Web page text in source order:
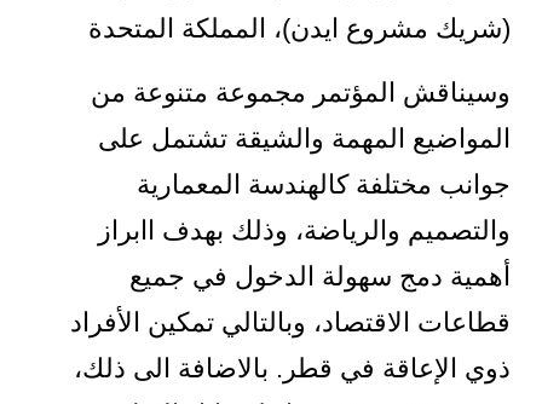
(شريك مشروع ايدن)، المملكة المتحدة
وسيناقش المؤتمر مجموعة متنوعة من
المواضيع المهمة والشيقة تشتمل على
جوانب مختلفة كالهندسة المعمارية
والتصميم والرياضة، وذلك بهدف اابراز
أهمية دمج سهولة الدخول في جميع
قطاعات الاقتصاد، وبالتالي تمكين الأفراد
ذوي الإعاقة في قطر. بالاضافة الى ذلك،